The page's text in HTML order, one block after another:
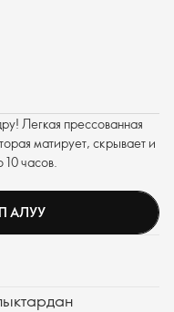
Легкая прессованная
матирует, скрывает и
10 часов.
АЛУУ